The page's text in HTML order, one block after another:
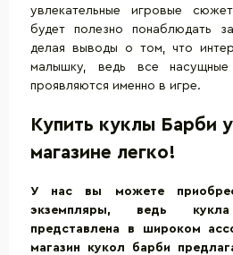
увлекательные игровые
будет полезно понаблюдать
делая выводы о том, что
малышку, ведь все
проявляются именно в игре.
Купить куклы Барби
магазине легко!
У нас вы можете
экземпляры, ведь
представлена в широком
магазин кукол барби